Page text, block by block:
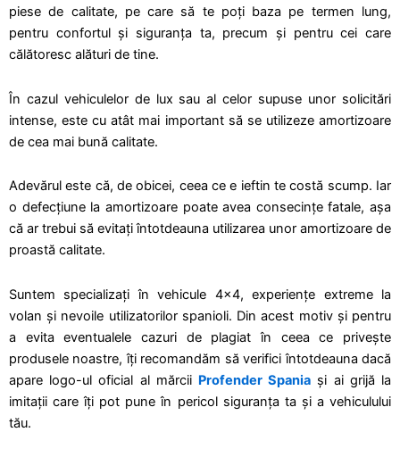
piese de calitate, pe care să te poți baza pe termen lung,
pentru confortul și siguranța ta, precum și pentru cei care
călătoresc alături de tine.
În cazul vehiculelor de lux sau al celor supuse unor solicitări
intense, este cu atât mai important să se utilizeze amortizoare
de cea mai bună calitate.
Adevărul este că, de obicei, ceea ce e ieftin te costă scump. Iar
o defecțiune la amortizoare poate avea consecințe fatale, așa
că ar trebui să evitați întotdeauna utilizarea unor amortizoare de
proastă calitate.
Suntem specializați în vehicule 4x4, experiențe extreme la
volan și nevoile utilizatorilor spanioli. Din acest motiv și pentru
a evita eventualele cazuri de plagiat în ceea ce privește
produsele noastre, îți recomandăm să verifici întotdeauna dacă
apare logo-ul oficial al mărcii Profender Spania și ai grijă la
imitații care îți pot pune în pericol siguranța ta și a vehiculului
tău.